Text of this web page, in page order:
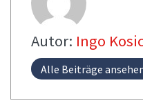
Autor: Ingo
Alle Beiträge